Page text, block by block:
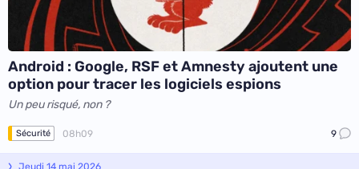
Android : Google, RSF et Amnesty ajoutent une
option pour tracer les logiciels espions
Un peu risqué, non ?
Sécurité 08h09 9
Jeudi 14 mai 2026